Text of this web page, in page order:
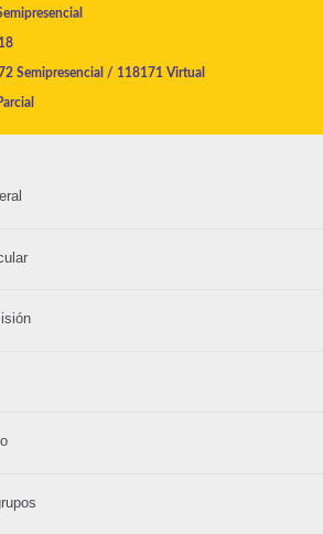
18
Semipresencial / 118171 Virtual